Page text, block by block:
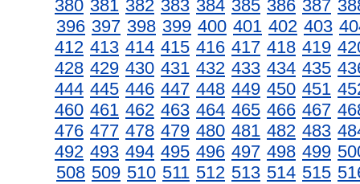
380 381 382 383 384 385 386 387
396 397 398 399 400 401 402 403
412 413 414 415 416 417 418 419
428 429 430 431 432 433 434 435
444 445 446 447 448 449 450 451
460 461 462 463 464 465 466 467
476 477 478 479 480 481 482 483
492 493 494 495 496 497 498 499
508 509 510 511 512 513 514 515